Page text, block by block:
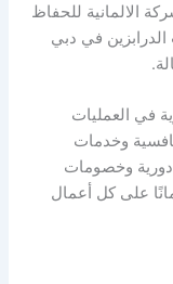
الالمانية للحفاظ
في دبي
في العمليات
وخدمات
دورية وخصومات
على كل أعمال